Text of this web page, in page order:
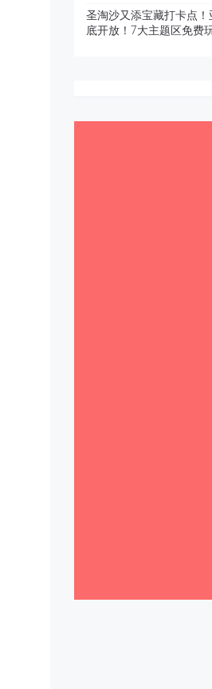
圣淘沙又添宝藏打卡点
底开放！7大主题区免费